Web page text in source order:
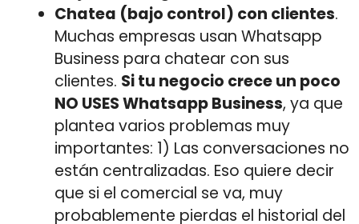
Chatea (bajo control) con clientes.
Muchas empresas usan Whatsapp
Business para chatear con sus
clientes. Si tu negocio crece un poco
NO USES Whatsapp Business, ya que
plantea varios problemas muy
importantes: 1) Las conversaciones no
están centralizadas. Eso quiere decir
que si el comercial se va, muy
probablemente pierdas el historial del